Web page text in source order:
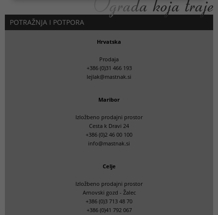
POTRAŽNJA I POTPORA
Hrvatska
Prodaja
+386 (0)31 466 193
lejlak@mastnak.si
Maribor
Izložbeno prodajni prostor
Cesta k Dravi 24
+386 (0)2 46 00 100
info@mastnak.si
Celje
Izložbeno prodajni prostor
Arnovski gozd - Žalec
+386 (0)3 713 48 70
+386 (0)41 792 067